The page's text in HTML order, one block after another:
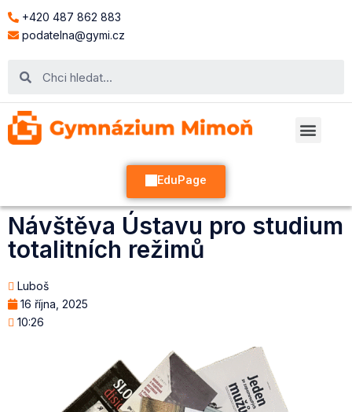
+420 487 862 883
podatelna@gymi.cz
EduPage
Návštěva Ústavu pro studium
totalitních režimů
Luboš
16 října, 2025
10:26